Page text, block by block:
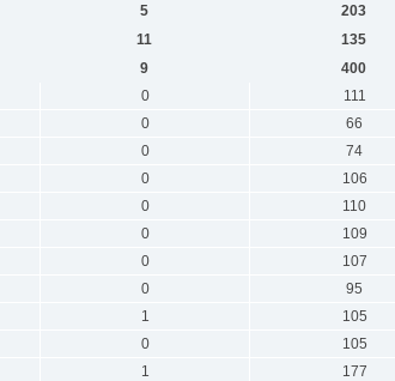
5 203
11 135
9 400
0 111
0 66
0 74
0 106
0 110
0 109
0 107
0 95
1 105
0 105
1 177